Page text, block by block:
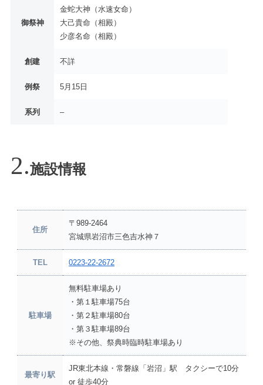
御祭神
金蛇大神（水速女命）
大己貴命（相殿）
少彦名命（相殿）
創建 不詳
例祭 5月15日
系列 –
施設情報
住所
〒989-2464
宮城県岩沼市三色吉水神７
TEL 0223-22-2672
駐車場
無料駐車場あり
・第１駐車場75台
・第２駐車場80台
・第３駐車場89台
※その他、祭典時臨時駐車場あり
最寄り駅
JR東北本線・常磐線「岩沼」駅 タクシーで10分
or 徒歩40分